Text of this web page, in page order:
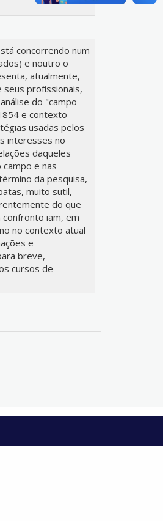
concorrendo num
e noutro o
atualmente,
seus profissionais,
do "campo
e contexto
usadas pelos
interesses no
daqueles
e nas
da pesquisa,
muito sutil,
do que
iam, em
no contexto atual
e
breve,
cursos de